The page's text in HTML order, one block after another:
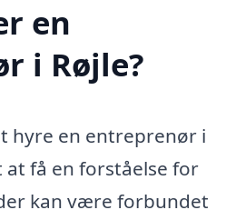
en
i Røjle?
hyre en entreprenør i
at få en forståelse for
kan være forbundet